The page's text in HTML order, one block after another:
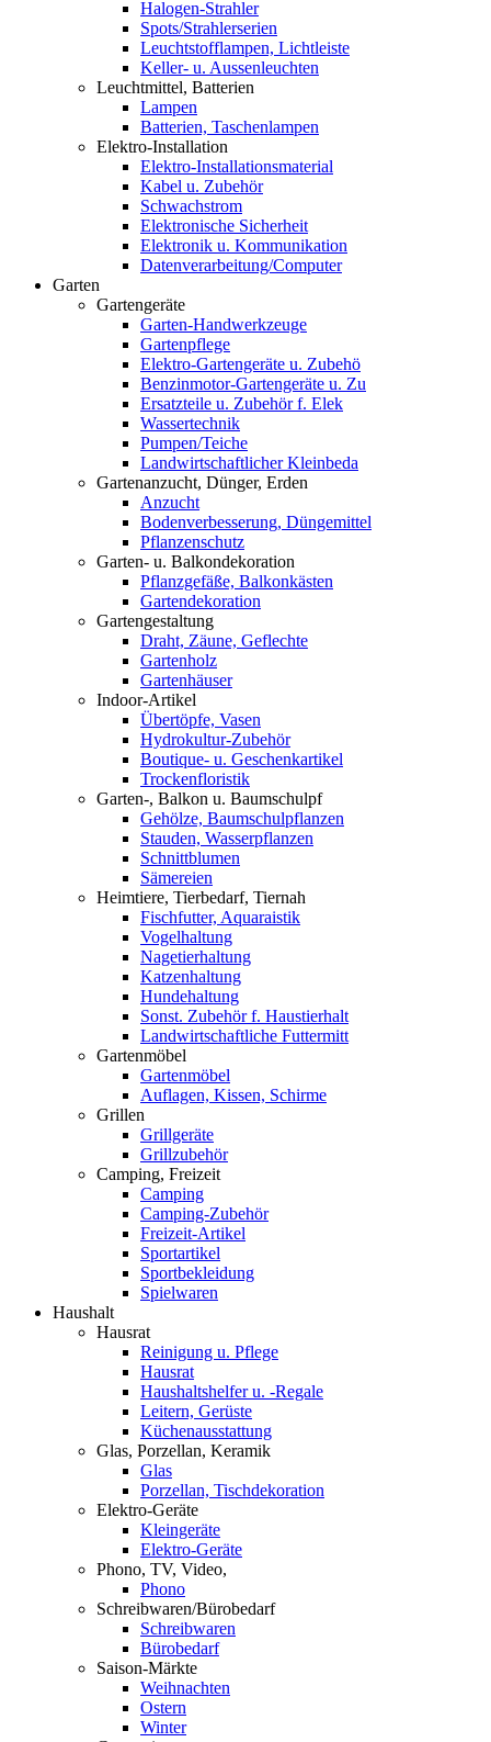
Halogen-Strahler
Spots/Strahlerserien
Leuchtstofflampen, Lichtleiste
Keller- u. Aussenleuchten
Leuchtmittel, Batterien
Lampen
Batterien, Taschenlampen
Elektro-Installation
Elektro-Installationsmaterial
Kabel u. Zubehör
Schwachstrom
Elektronische Sicherheit
Elektronik u. Kommunikation
Datenverarbeitung/Computer
Garten
Gartengeräte
Garten-Handwerkzeuge
Gartenpflege
Elektro-Gartengeräte u. Zubehö
Benzinmotor-Gartengeräte u. Zu
Ersatzteile u. Zubehör f. Elek
Wassertechnik
Pumpen/Teiche
Landwirtschaftlicher Kleinbeda
Gartenanzucht, Dünger, Erden
Anzucht
Bodenverbesserung, Düngemittel
Pflanzenschutz
Garten- u. Balkondekoration
Pflanzgefäße, Balkonkästen
Gartendekoration
Gartengestaltung
Draht, Zäune, Geflechte
Gartenholz
Gartenhäuser
Indoor-Artikel
Übertöpfe, Vasen
Hydrokultur-Zubehör
Boutique- u. Geschenkartikel
Trockenfloristik
Garten-, Balkon u. Baumschulpf
Gehölze, Baumschulpflanzen
Stauden, Wasserpflanzen
Schnittblumen
Sämereien
Heimtiere, Tierbedarf, Tiernah
Fischfutter, Aquaraistik
Vogelhaltung
Nagetierhaltung
Katzenhaltung
Hundehaltung
Sonst. Zubehör f. Haustierhalt
Landwirtschaftliche Futtermitt
Gartenmöbel
Gartenmöbel
Auflagen, Kissen, Schirme
Grillen
Grillgeräte
Grillzubehör
Camping, Freizeit
Camping
Camping-Zubehör
Freizeit-Artikel
Sportartikel
Sportbekleidung
Spielwaren
Haushalt
Hausrat
Reinigung u. Pflege
Hausrat
Haushaltshelfer u. -Regale
Leitern, Gerüste
Küchenausstattung
Glas, Porzellan, Keramik
Glas
Porzellan, Tischdekoration
Elektro-Geräte
Kleingeräte
Elektro-Geräte
Phono, TV, Video,
Phono
Schreibwaren/Bürobedarf
Schreibwaren
Bürobedarf
Saison-Märkte
Weihnachten
Ostern
Winter